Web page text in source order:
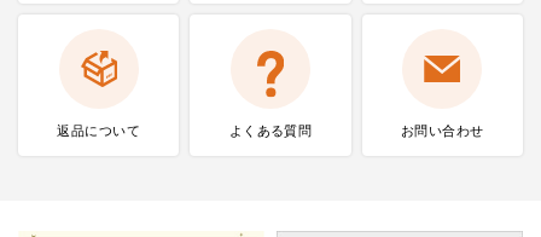
返品について よくある質問 お問い合わせ